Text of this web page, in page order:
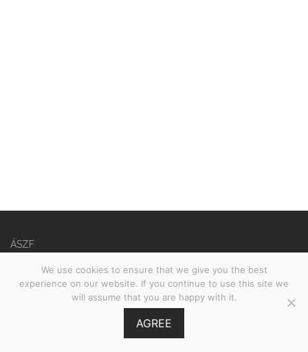
ÁSZF
Adatvédelmi nyilatkozat
2026Babies on Board •MOOI.HU
We use cookies to ensure that we give you the best
experience on our website. If you continue to use this site we
will assume that you are happy with it.
AGREE